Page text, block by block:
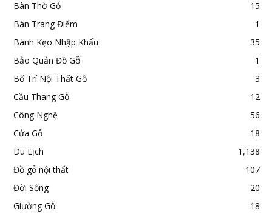
Bàn Thờ Gỗ
15
Bàn Trang Điểm
1
Bánh Kẹo Nhập Khẩu
35
Bảo Quản Đồ Gỗ
1
Bố Trí Nội Thất Gỗ
3
Cầu Thang Gỗ
12
Công Nghệ
56
Cửa Gỗ
18
Du Lịch
1,138
Đồ gỗ nội thất
107
Đời Sống
20
Giường Gỗ
18